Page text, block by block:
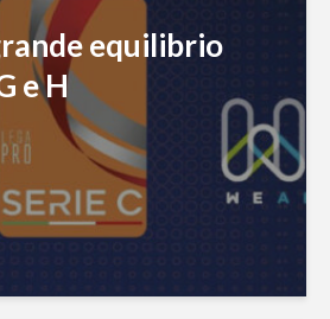
equilibrio
e H